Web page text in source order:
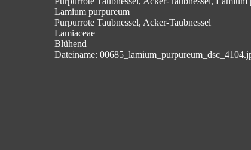
Lamium purpureum
Purpurrote Taubnessel, Acker-Taubnessel
Lamiaceae
Blühend
Dateiname: